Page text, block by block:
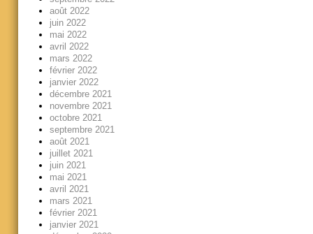
août 2022
juin 2022
mai 2022
avril 2022
mars 2022
février 2022
janvier 2022
décembre 2021
novembre 2021
octobre 2021
septembre 2021
août 2021
juillet 2021
juin 2021
mai 2021
avril 2021
mars 2021
février 2021
janvier 2021